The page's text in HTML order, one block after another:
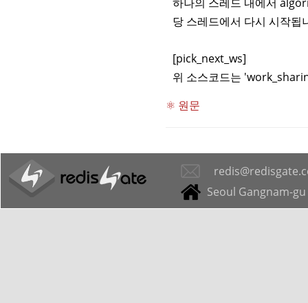
당 스레드에서 다시 시작됩
[pick_next_ws]
위 소스코드는
⚛ 원문
Seoul Gangnam-